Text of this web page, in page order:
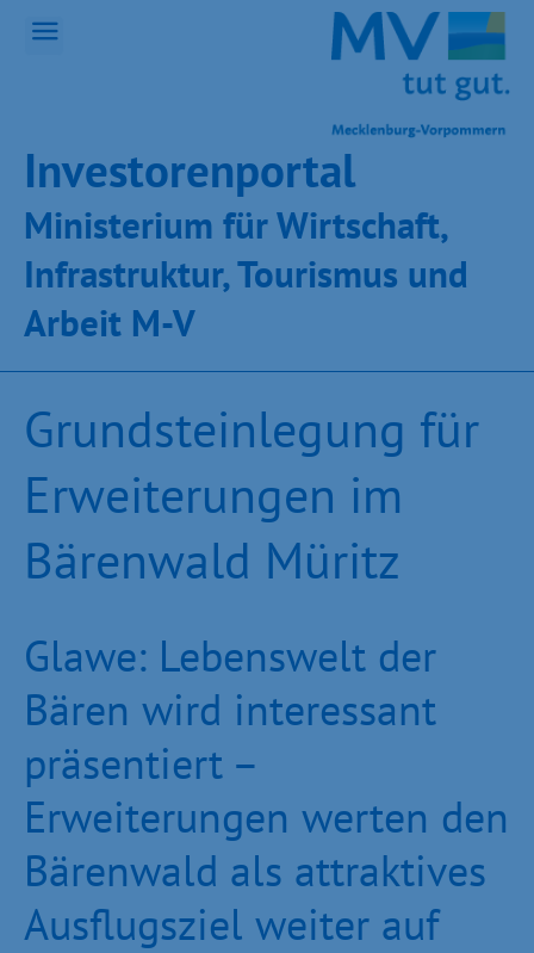
Inves­toren­por­tal
Ministeri­um für Wirt­schaft,
Infra­struk­tur, Tou­ris­mus und
Ar­beit M-V
Grundsteinlegung für
Erweiterungen im
Bärenwald Müritz
Glawe: Lebenswelt der
Bären wird interessant
präsentiert –
Erweiterungen werten den
Bärenwald als attraktives
Ausflugsziel weiter auf